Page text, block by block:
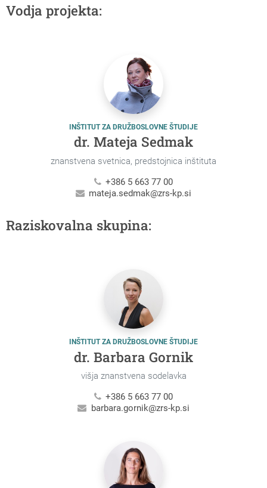
Vodja projekta:
INŠTITUT ZA DRUŽBOSLOVNE ŠTUDIJE
dr. Mateja Sedmak
znanstvena svetnica, predstojnica inštituta
+386 5 663 77 00
mateja.sedmak@zrs-kp.si
Raziskovalna skupina:
INŠTITUT ZA DRUŽBOSLOVNE ŠTUDIJE
dr. Barbara Gornik
višja znanstvena sodelavka
+386 5 663 77 00
barbara.gornik@zrs-kp.si